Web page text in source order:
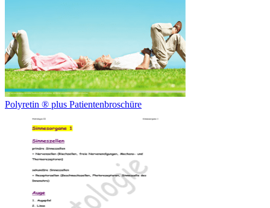
Polyretin ® plus Patientenbroschüre